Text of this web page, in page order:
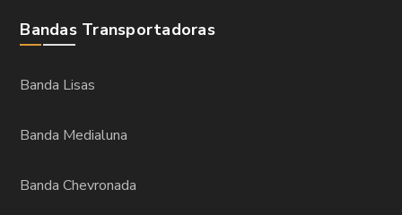
Bandas Transportadoras
Banda Lisas
Banda Medialuna
Banda Chevronada